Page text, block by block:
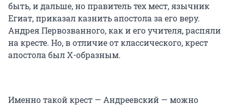
быть, и дальше, но правитель тех мест, язычник
Егиат, приказал казнить апостола за его веру.
Андрея Первозванного, как и его учителя, распяли
на кресте. Но, в отличие от классического, крест
апостола был Х-образным.
Именно такой крест — Андреевский — можно